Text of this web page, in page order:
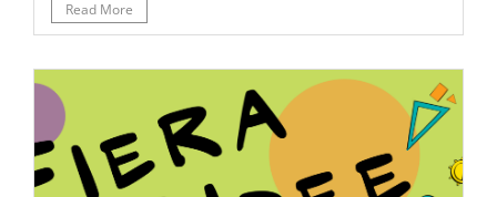
Read More